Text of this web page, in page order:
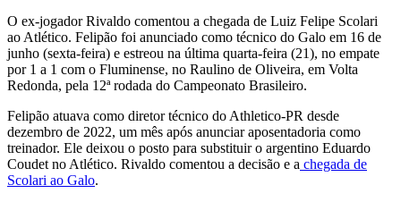
O ex-jogador Rivaldo comentou a chegada de Luiz Felipe Scolari
ao Atlético. Felipão foi anunciado como técnico do Galo em 16 de
junho (sexta-feira) e estreou na última quarta-feira (21), no empate
por 1 a 1 com o Fluminense, no Raulino de Oliveira, em Volta
Redonda, pela 12ª rodada do Campeonato Brasileiro.
Felipão atuava como diretor técnico do Athletico-PR desde
dezembro de 2022, um mês após anunciar aposentadoria como
treinador. Ele deixou o posto para substituir o argentino Eduardo
Coudet no Atlético. Rivaldo comentou a decisão e a chegada de
Scolari ao Galo.